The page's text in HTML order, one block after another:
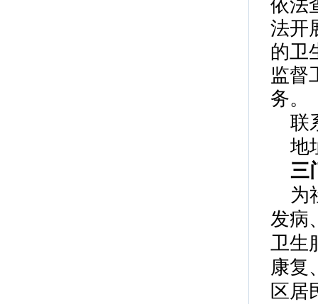
依法
法开
的卫
监督
务。
联
地
三
为
发病
卫生
康复
区居